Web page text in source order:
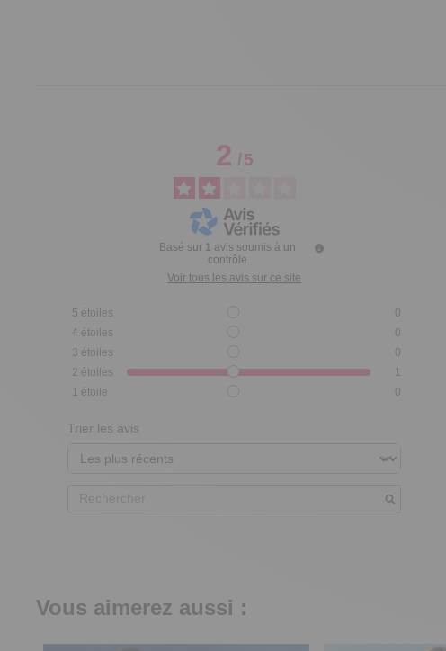
2/5
Basé sur 1 avis soumis à un
contrôle
Voir tous les avis sur ce site
5 étoiles
0
4 étoiles
0
3 étoiles
0
2 étoiles
1
1 étoile 0
Trier les avis
Vous aimerez aussi :